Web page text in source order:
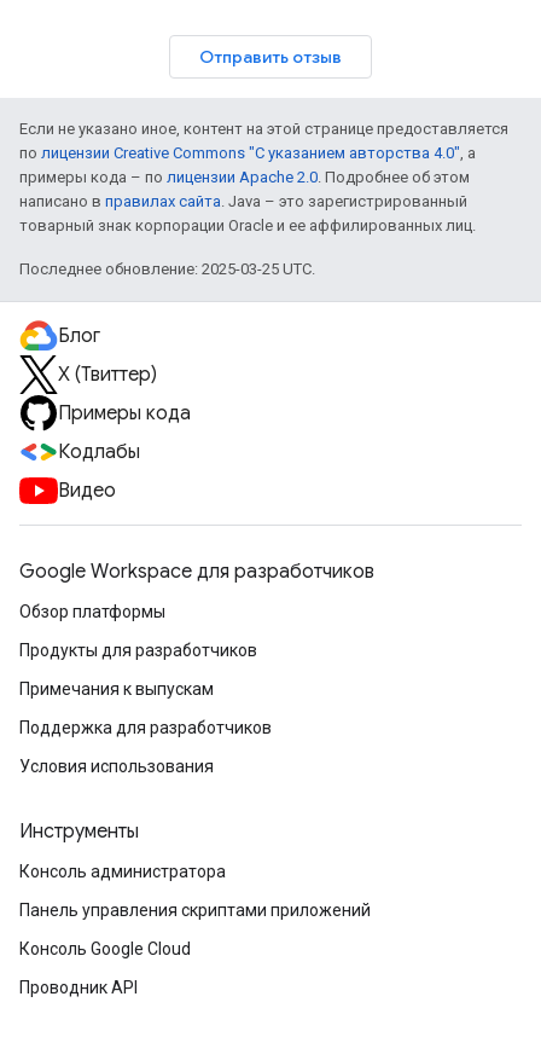
Отправить отзыв
Если не указано иное, контент на этой странице предоставляется
по лицензии Creative Commons "С указанием авторства 4.0", а
примеры кода – по лицензии Apache 2.0. Подробнее об этом
написано в правилах сайта. Java – это зарегистрированный
товарный знак корпорации Oracle и ее аффилированных лиц.
Последнее обновление: 2025-03-25 UTC.
Блог
X (Твиттер)
Примеры кода
Кодлабы
Видео
Google Workspace для разработчиков
Обзор платформы
Продукты для разработчиков
Примечания к выпускам
Поддержка для разработчиков
Условия использования
Инструменты
Консоль администратора
Панель управления скриптами приложений
Консоль Google Cloud
Проводник API